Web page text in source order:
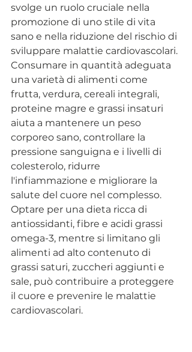
svolge un ruolo cruciale nella
promozione di uno stile di vita
sano e nella riduzione del rischio di
sviluppare malattie cardiovascolari.
Consumare in quantità adeguata
una varietà di alimenti come
frutta, verdura, cereali integrali,
proteine magre e grassi insaturi
aiuta a mantenere un peso
corporeo sano, controllare la
pressione sanguigna e i livelli di
colesterolo, ridurre
l'infiammazione e migliorare la
salute del cuore nel complesso.
Optare per una dieta ricca di
antiossidanti, fibre e acidi grassi
omega-3, mentre si limitano gli
alimenti ad alto contenuto di
grassi saturi, zuccheri aggiunti e
sale, può contribuire a proteggere
il cuore e prevenire le malattie
cardiovascolari.